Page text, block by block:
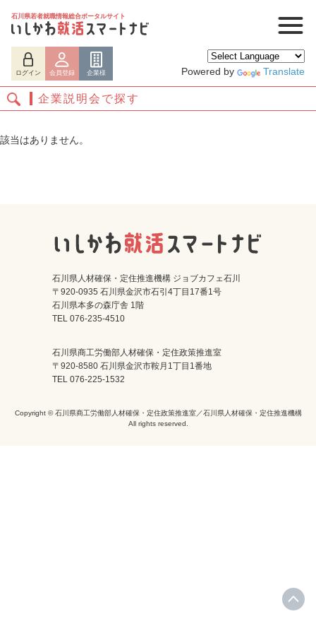
石川県若者就職情報総合ポータルサイト
ログイン 会員登録 企業様 Powered by Translate
ログイン 会員登録
企業説明会で探す
該当はありません。
石川県人材確保・定住推進機構 ジョブカフェ石川
〒920-0935 石川県金沢市石引4丁目17番1号
石川県本多の森庁舎 1階
TEL 076-235-4510
石川県商工労働部人材確保・定住政策推進室
〒920-8580 石川県金沢市鞍月1丁目1番地
TEL 076-225-1532
Copyright © 石川県商工労働部人材確保・定住政策推進室／石川県人材確保・定住推進機構
All rights reserved.